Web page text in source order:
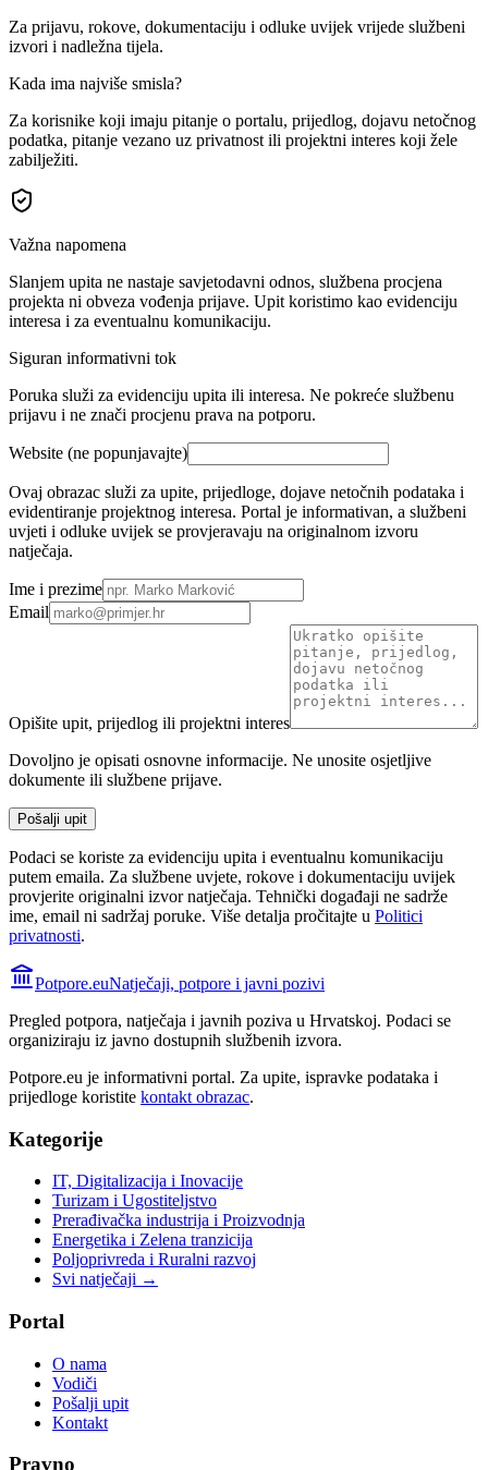
Za prijavu, rokove, dokumentaciju i odluke uvijek vrijede službeni
izvori i nadležna tijela.
Kada ima najviše smisla?
Za korisnike koji imaju pitanje o portalu, prijedlog, dojavu netočnog
podatka, pitanje vezano uz privatnost ili projektni interes koji žele
zabilježiti.
Važna napomena
Slanjem upita ne nastaje savjetodavni odnos, službena procjena
projekta ni obveza vođenja prijave. Upit koristimo kao evidenciju
interesa i za eventualnu komunikaciju.
Siguran informativni tok
Poruka služi za evidenciju upita ili interesa. Ne pokreće službenu
prijavu i ne znači procjenu prava na potporu.
Website (ne popunjavajte)
Ovaj obrazac služi za upite, prijedloge, dojave netočnih podataka i
evidentiranje projektnog interesa. Portal je informativan, a službeni
uvjeti i odluke uvijek se provjeravaju na originalnom izvoru
natječaja.
Ime i prezime
Email
Opišite upit, prijedlog ili projektni interes
Dovoljno je opisati osnovne informacije. Ne unosite osjetljive
dokumente ili službene prijave.
Pošalji upit
Podaci se koriste za evidenciju upita i eventualnu komunikaciju
putem emaila. Za službene uvjete, rokove i dokumentaciju uvijek
provjerite originalni izvor natječaja. Tehnički događaji ne sadrže
ime, email ni sadržaj poruke. Više detalja pročitajte u Politici
privatnosti.
Potpore.euNatječaji, potpore i javni pozivi
Pregled potpora, natječaja i javnih poziva u Hrvatskoj. Podaci se
organiziraju iz javno dostupnih službenih izvora.
Potpore.eu je informativni portal. Za upite, ispravke podataka i
prijedloge koristite kontakt obrazac.
Kategorije
IT, Digitalizacija i Inovacije
Turizam i Ugostiteljstvo
Prerađivačka industrija i Proizvodnja
Energetika i Zelena tranzicija
Poljoprivreda i Ruralni razvoj
Svi natječaji →
Portal
O nama
Vodiči
Pošalji upit
Kontakt
Pravno